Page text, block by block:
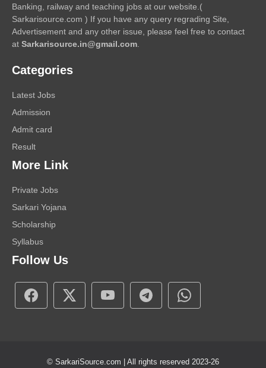
Banking, railway and teaching jobs at our website.(
Sarkarisource.com ) If you have any query regrading Site,
Advertisement and any other issue, please feel free to contact
at Sarkarisource.in@gmail.com
Categories
Latest Jobs
Admission
Admit card
Result
More Link
Private Jobs
Sarkari Yojana
Scholarship
Syllabus
Follow Us
© SarkariSource.com | All rights reserved 2023-26